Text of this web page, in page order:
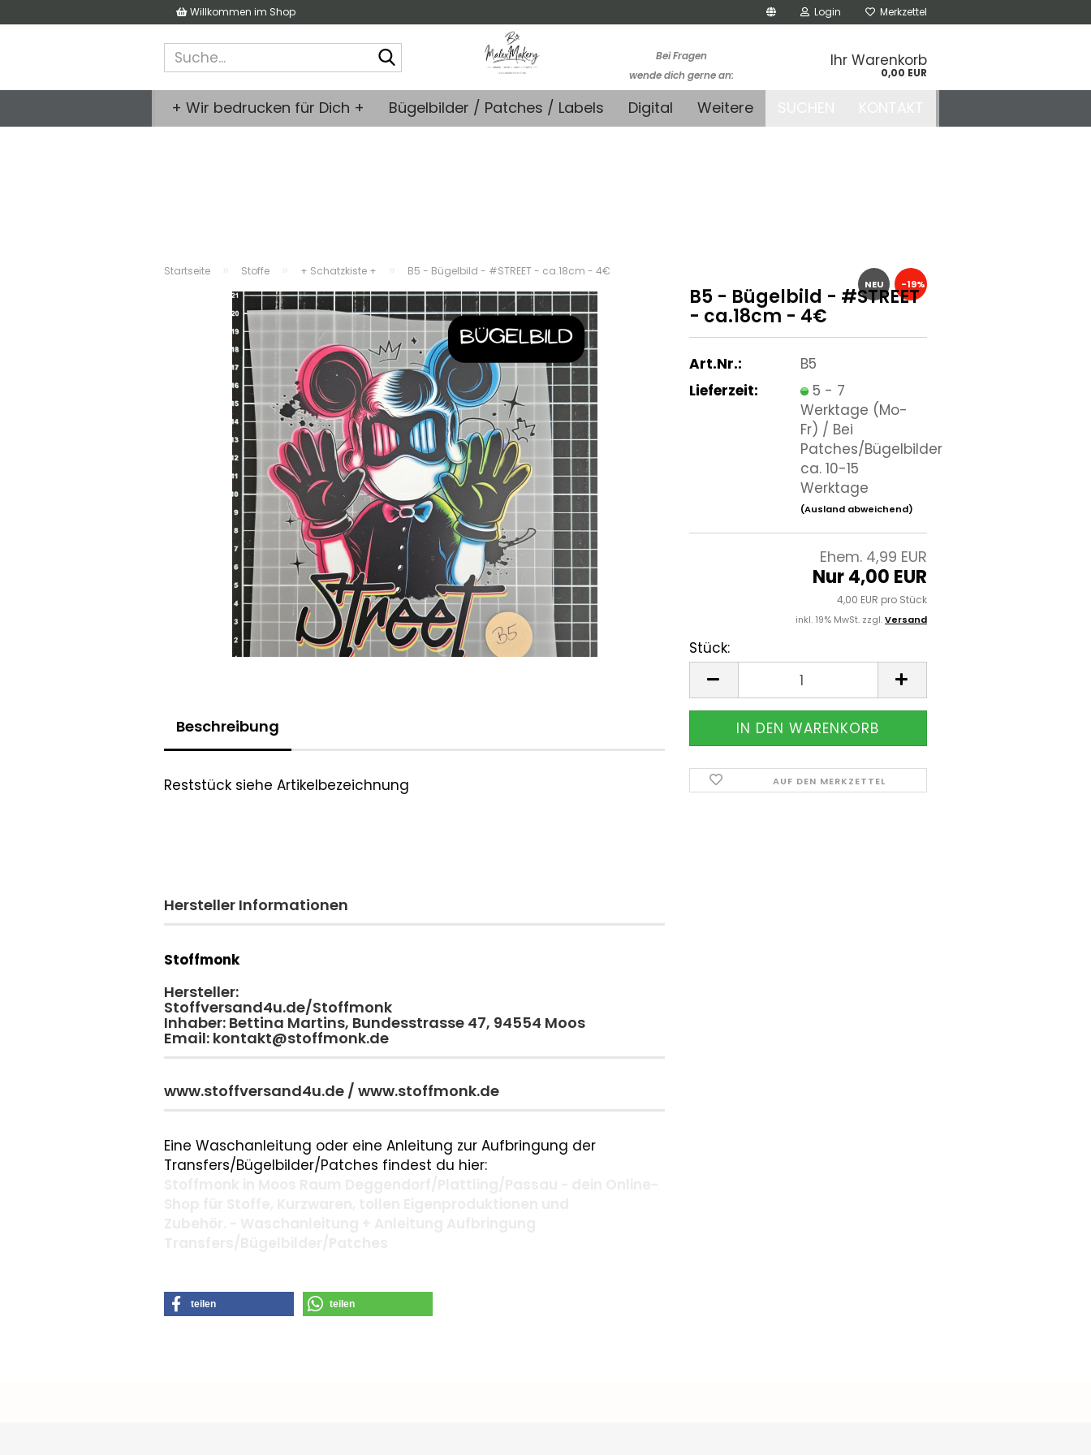
Willkommen im Shop Login Merkzettel
Bei Fragen
wende dich gerne an:
kontakt@stoffmonk.de
-Kein telefonischer
Ihr Warenkorb
0,00 EUR
+ Wir bedrucken für Dich + Bügelbilder / Patches / Labels Digital Weitere
Startseite Stoffe + Schatzkiste + B5 - Bügelbild - #STREET - ca.18cm - 4€
NEU -19%
B5 - Bügelbild - #STREET
- ca.18cm - 4€
Art.Nr.:
B5
Lieferzeit:
5 - 7
Werktage (Mo-
Fr) / Bei
Patches/Bügelbilder
ca. 10-15
Werktage
(Ausland abweichend)
Ehem. 4,99 EUR
Nur 4,00 EUR
4,00 EUR pro Stück
inkl. 19% MwSt. zzgl.Versand
Stück:
Stück
AUF DEN MERKZETTEL
Beschreibung
Reststück siehe Artikelbezeichnung
Hersteller Informationen
Stoffmonk
Hersteller:
Stoffversand4u.de/Stoffmonk
Inhaber: Bettina Martins, Bundesstrasse 47, 94554 Moos
Email: kontakt@stoffmonk.de
www.stoffversand4u.de / www.stoffmonk.de
Eine Waschanleitung oder eine Anleitung zur Aufbringung der
Transfers/Bügelbilder/Patches findest du hier:
teilen teilen